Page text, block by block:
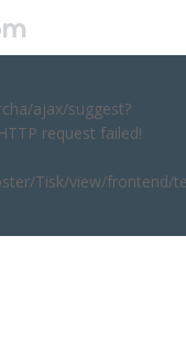
ajax/suggest?
request failed!
Tisk/view/frontend/